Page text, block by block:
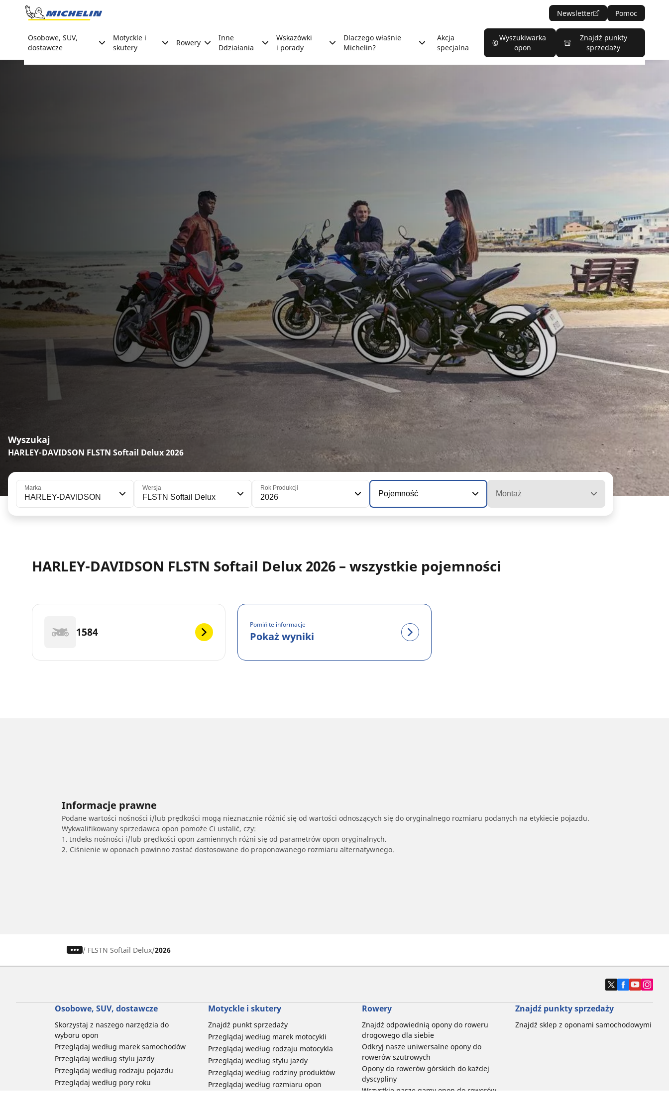
Go to page content
Newsletter Pomoc
Osobowe, SUV,
dostawcze
Motyckle i
skutery
Rowery
Inne
Ddziałania
Wskazówki
i porady
Dlaczego właśnie
Michelin?
Akcja
specjalna
Wyszukiwarka
opon
Znajdź punkty
sprzedaży
Wyszukaj
HARLEY-DAVIDSON FLSTN Softail Delux 2026
Marka
HARLEY-DAVIDSON
Wersja
FLSTN Softail Delux
Rok Produkcji
2026 Pojemność Montaż
HARLEY-DAVIDSON FLSTN Softail Delux 2026 – wszystkie pojemności
1584
Pomiń te informacje
Pokaż wyniki
Informacje prawne
Podane wartości nośności i/lub prędkości mogą nieznacznie różnić się od wartości odnoszących się do oryginalnego rozmiaru podanych na etykiecie pojazdu.
Wykwalifikowany sprzedawca opon pomoże Ci ustalić, czy:
1. Indeks nośności i/lub prędkości opon zamiennych różni się od parametrów opon oryginalnych.
2. Ciśnienie w oponach powinno zostać dostosowane do proponowanego rozmiaru alternatywnego.
/ FLSTN Softail Delux 2026
Osobowe, SUV, dostawcze
Skorzystaj z naszego narzędzia do
wyboru opon
Przeglądaj według marek samochodów
Przeglądaj według stylu jazdy
Przeglądaj według rodzaju pojazdu
Przeglądaj według pory roku
Motyckle i skutery
Znajdź punkt sprzedaży
Przeglądaj według marek motocykli
Przeglądaj według rodzaju motocykla
Przeglądaj według stylu jazdy
Przeglądaj według rodziny produktów
Przeglądaj według rozmiaru opon
Rowery
Znajdź odpowiednią opony do roweru
drogowego dla siebie
Odkryj nasze uniwersalne opony do
rowerów szutrowych
Opony do rowerów górskich do każdej
dyscypliny
Wszystkie nasze gamy opon do rowerów
Znajdź punkty sprzedaży
Znajdź sklep z oponami samochodowymi